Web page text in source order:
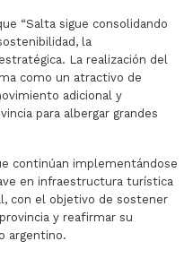
“Salta sigue consolidando
la
La realización del
como un atractivo de
adicional y
para albergar grandes
continúan implementándose
en infraestructura turística
con el objetivo de sostener
y reafirmar su
argentino.